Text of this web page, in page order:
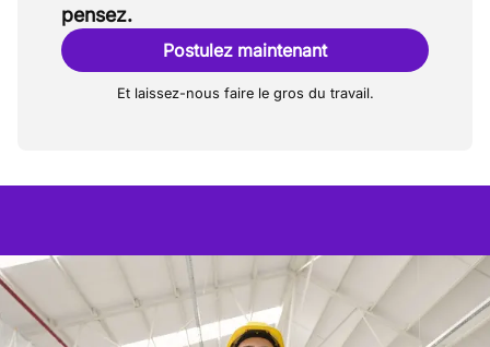
pensez.
Postulez maintenant
Et laissez-nous faire le gros du travail.